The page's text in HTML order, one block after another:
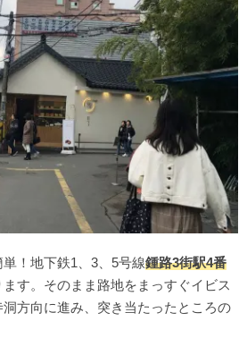
！地下鉄1、3、5号線鍾路3街駅4番
す。そのまま路地をまっすぐイビス
方向に進み、突き当たったところの